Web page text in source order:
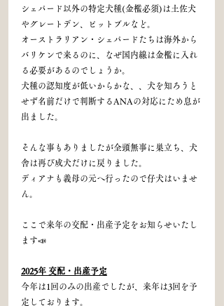
シェパード以外の特定犬種(金檻必須)は土佐犬
やグレートデン、ピットブルなど。
オーストラリアン・シェパードたちは海外から
バリケンで来るのに、なぜ国内線は金檻に入れ
る必要があるのでしょうか。
犬種の認知度が低いからかな、、犬を知ろうと
せず名前だけで判断するANAの対応にため息が
出ました。
そんな事もありましたが全頭無事に巣立ち、犬
舎は再び成犬だけに戻りました。
ディアナも義母の元へ行ったので仔犬はいませ
ん。
ここで来年の交配・出産予定をお知らせいたし
ます📣
2025年 交配・出産予定
今年は1回のみの出産でしたが、来年は3回を予
定しております。